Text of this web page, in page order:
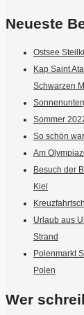
Neueste
Ostsee
Kap Saint
Schwarzen
Sommer
So schön
Am
Besuch der
Kiel
Urlaub aus
Strand
Polenmarkt
Polen
Wer